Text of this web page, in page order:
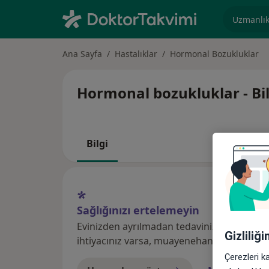
Ana Sayfa Hastalıklar Hormonal Bozukluklar
Hormonal bozukluklar -
Bilgi
Sağlığınızı ertelemeyin
Evinizden ayrılmadan tedavinizi
ihtiyacınız varsa, muayenehane ziyareti
Çerezleri